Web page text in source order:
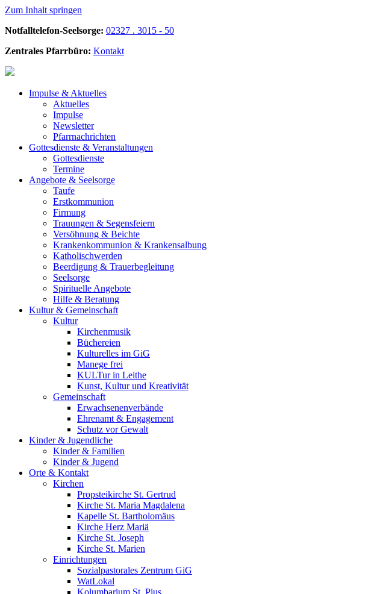
Zum Inhalt springen
Notfalltelefon-Seelsorge: 02327 . 3015 - 50
Zentrales Pfarrbüro: Kontakt
Impulse & Aktuelles
Aktuelles
Impulse
Newsletter
Pfarrnachrichten
Gottesdienste & Veranstaltungen
Gottesdienste
Termine
Angebote & Seelsorge
Taufe
Erstkommunion
Firmung
Trauungen & Segensfeiern
Versöhnung & Beichte
Krankenkommunion & Krankensalbung
Katholischwerden
Beerdigung & Trauerbegleitung
Seelsorge
Spirituelle Angebote
Hilfe & Beratung
Kultur & Gemeinschaft
Kultur
Kirchenmusik
Büchereien
Kulturelles im GiG
Manege frei
KULTur in Leithe
Kunst, Kultur und Kreativität
Gemeinschaft
Erwachsenenverbände
Ehrenamt & Engagement
Schutz vor Gewalt
Kinder & Jugendliche
Kinder & Familien
Kinder & Jugend
Orte & Kontakt
Kirchen
Propsteikirche St. Gertrud
Kirche St. Maria Magdalena
Kapelle St. Bartholomäus
Kirche Herz Mariä
Kirche St. Joseph
Kirche St. Marien
Einrichtungen
Sozialpastorales Zentrum GiG
WatLokal
Kolumbarium St. Pius